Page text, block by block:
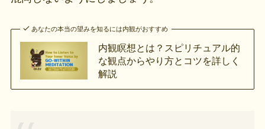
あなたの本当の望みを知るには内観がおすすめ
内観瞑想とは？スピリチュアル的
な観点からやり方とコツを詳しく
解説